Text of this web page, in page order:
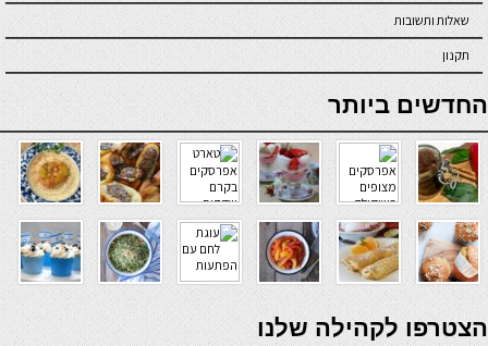
שאלות ותשובות
תקנון
online casino
החדשים ביותר
verde casino
הצטרפו לקהילה שלנו